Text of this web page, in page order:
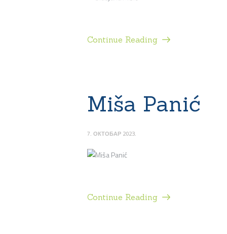
Continue Reading
Miša Panić
7. ОКТОБАР 2023.
Continue Reading